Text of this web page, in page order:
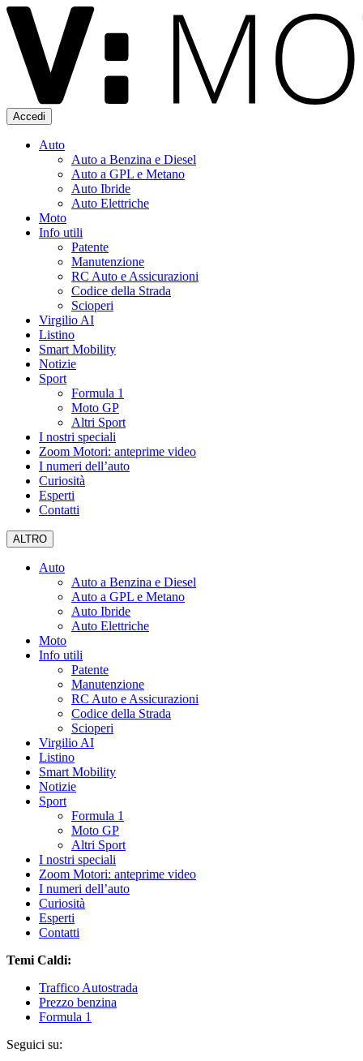
Accedi
Auto
Auto a Benzina e Diesel
Auto a GPL e Metano
Auto Ibride
Auto Elettriche
Moto
Info utili
Patente
Manutenzione
RC Auto e Assicurazioni
Codice della Strada
Scioperi
Virgilio AI
Listino
Smart Mobility
Notizie
Sport
Formula 1
Moto GP
Altri Sport
I nostri speciali
Zoom Motori: anteprime video
I numeri dell’auto
Curiosità
Esperti
Contatti
ALTRO
Auto
Auto a Benzina e Diesel
Auto a GPL e Metano
Auto Ibride
Auto Elettriche
Moto
Info utili
Patente
Manutenzione
RC Auto e Assicurazioni
Codice della Strada
Scioperi
Virgilio AI
Listino
Smart Mobility
Notizie
Sport
Formula 1
Moto GP
Altri Sport
I nostri speciali
Zoom Motori: anteprime video
I numeri dell’auto
Curiosità
Esperti
Contatti
Temi Caldi:
Traffico Autostrada
Prezzo benzina
Formula 1
Seguici su: